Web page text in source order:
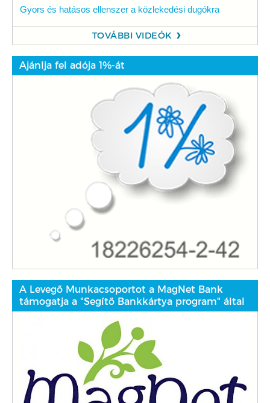
Gyors és hatásos ellenszer a közlekedési dugókra
TOVÁBBI VIDEÓK
Ajánlja fel adója 1%-át
A Levegő Munkacsoportot a MagNet Bank
támogatja a "Segítő Bankkártya program" által